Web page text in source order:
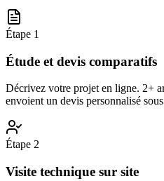
Étape 1
Étude et devis comparatifs
Décrivez votre projet en ligne. 2+
envoient un devis personnalisé
Étape 2
Visite technique sur site